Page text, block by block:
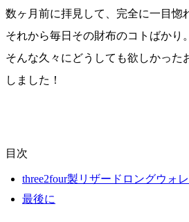
数ヶ月前に拝見して、完全に一目惚
それから毎日その財布のコトばかり。
そんな久々にどうしても欲しかった
しました！
目次
three2four製リザードロングウォ
最後に